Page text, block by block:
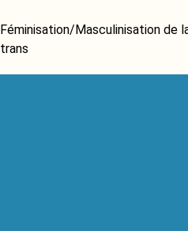
Féminisation/Masculinisation de
trans